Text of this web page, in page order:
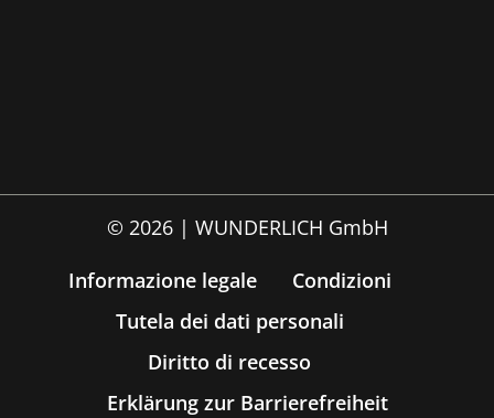
© 2026 | WUNDERLICH GmbH
Informazione legale
Condizioni
Tutela dei dati personali
Diritto di recesso
Erklärung zur Barrierefreiheit